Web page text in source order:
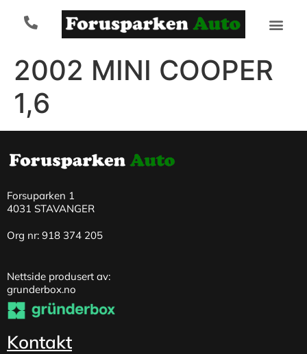
2002 MINI COOPER
1,6
Forsuparken 1
4031 STAVANGER
Org nr: 918 374 205
Nettside produsert av:
grunderbox.no
Kontakt